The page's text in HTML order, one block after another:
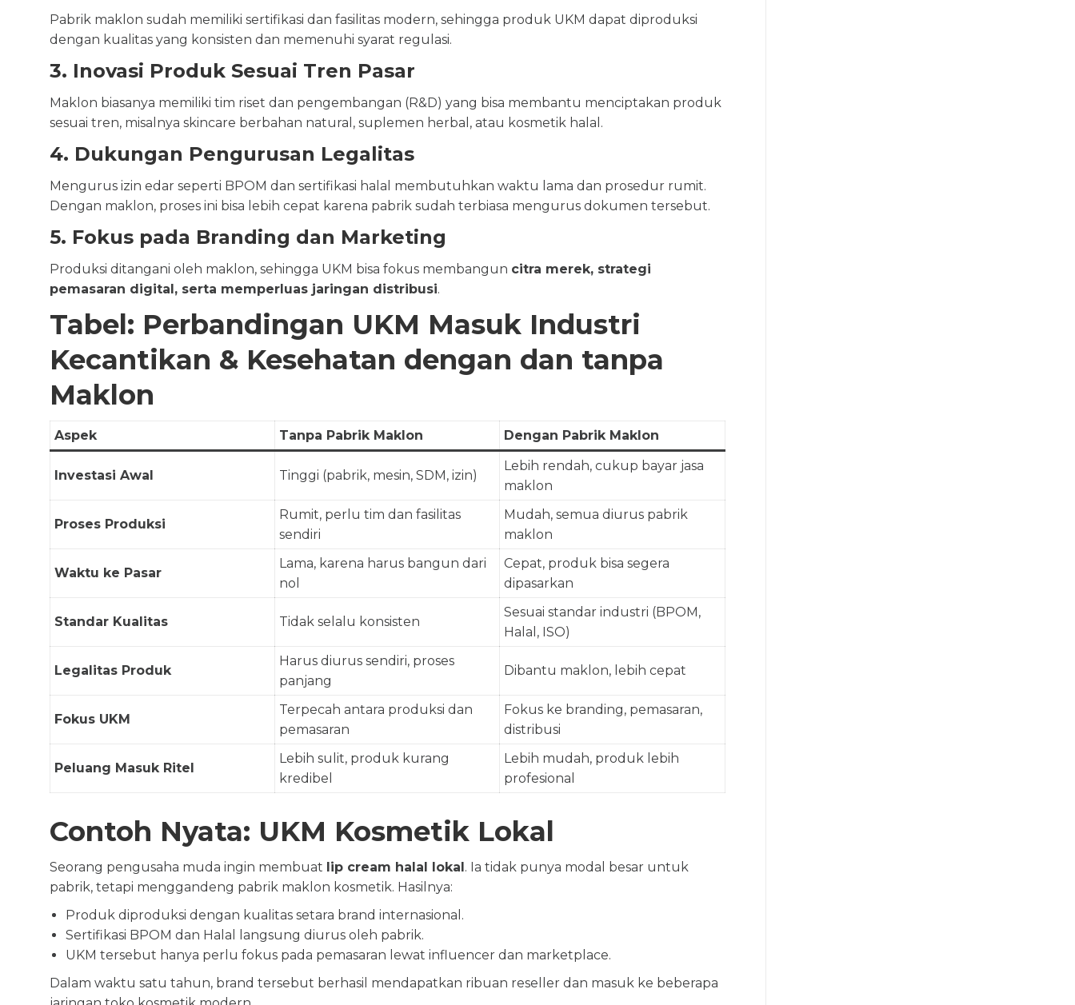
Pabrik maklon sudah memiliki sertifikasi dan fasilitas modern, sehingga produk UKM dapat diproduksi
dengan kualitas yang konsisten dan memenuhi syarat regulasi.
3. Inovasi Produk Sesuai Tren Pasar
Maklon biasanya memiliki tim riset dan pengembangan (R&D) yang bisa membantu menciptakan produk
sesuai tren, misalnya skincare berbahan natural, suplemen herbal, atau kosmetik halal.
4. Dukungan Pengurusan Legalitas
Mengurus izin edar seperti BPOM dan sertifikasi halal membutuhkan waktu lama dan prosedur rumit.
Dengan maklon, proses ini bisa lebih cepat karena pabrik sudah terbiasa mengurus dokumen tersebut.
5. Fokus pada Branding dan Marketing
Produksi ditangani oleh maklon, sehingga UKM bisa fokus membangun citra merek, strategi
pemasaran digital, serta memperluas jaringan distribusi.
Tabel: Perbandingan UKM Masuk Industri
Kecantikan & Kesehatan dengan dan tanpa
Maklon
Aspek Tanpa Pabrik Maklon Dengan Pabrik Maklon
Investasi Awal Tinggi (pabrik, mesin, SDM, izin)
Lebih rendah, cukup bayar jasa
maklon
Proses Produksi
Rumit, perlu tim dan fasilitas
sendiri
Mudah, semua diurus pabrik
maklon
Waktu ke Pasar
Lama, karena harus bangun dari
nol
Cepat, produk bisa segera
dipasarkan
Standar Kualitas Tidak selalu konsisten
Sesuai standar industri (BPOM,
Halal, ISO)
Legalitas Produk
Harus diurus sendiri, proses
panjang
Dibantu maklon, lebih cepat
Fokus UKM
Terpecah antara produksi dan
pemasaran
Fokus ke branding, pemasaran,
distribusi
Peluang Masuk Ritel
Lebih sulit, produk kurang
kredibel
Lebih mudah, produk lebih
profesional
Contoh Nyata: UKM Kosmetik Lokal
Seorang pengusaha muda ingin membuat lip cream halal lokal. Ia tidak punya modal besar untuk
pabrik, tetapi menggandeng pabrik maklon kosmetik. Hasilnya:
Produk diproduksi dengan kualitas setara brand internasional.
Sertifikasi BPOM dan Halal langsung diurus oleh pabrik.
UKM tersebut hanya perlu fokus pada pemasaran lewat influencer dan marketplace.
Dalam waktu satu tahun, brand tersebut berhasil mendapatkan ribuan reseller dan masuk ke beberapa